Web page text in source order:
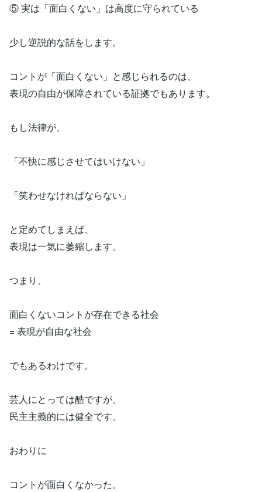
⑤ 実は「面白くない」は高度に守られている
少し逆説的な話をします。
コントが「面白くない」と感じられるのは、
表現の自由が保障されている証拠でもあります。
もし法律が、
「不快に感じさせてはいけない」
「笑わせなければならない」
と定めてしまえば、
表現は一気に萎縮します。
つまり、
面白くないコントが存在できる社会
= 表現が自由な社会
でもあるわけです。
芸人にとっては酷ですが、
民主主義的には健全です。
おわりに
コントが面白くなかった。